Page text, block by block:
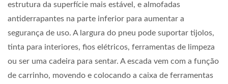
estrutura da superfície mais estável, e almofadas
antiderrapantes na parte inferior para aumentar a
segurança de uso. A largura do pneu pode suportar tijolos,
tinta para interiores, fios elétricos, ferramentas de limpeza
ou ser uma cadeira para sentar. A escada vem com a função
de carrinho, movendo e colocando a caixa de ferramentas